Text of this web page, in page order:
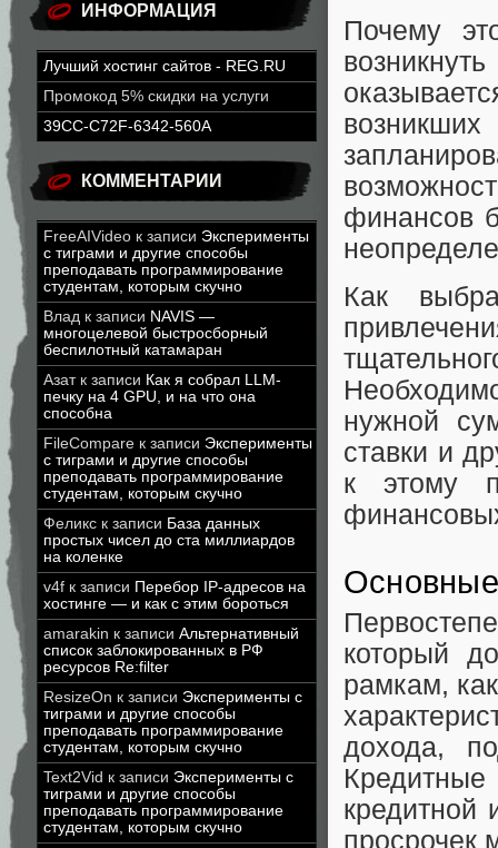
ИНФОРМАЦИЯ
Лучший хостинг сайтов - REG.RU
Промокод 5% скидки на услуги
39CC-C72F-6342-560A
КОММЕНТАРИИ
FreeAIVideo к записи Эксперименты
с тиграми и другие способы
преподавать программирование
студентам, которым скучно
Влад к записи NAVIS —
многоцелевой быстросборный
беспилотный катамаран
Азатк записи Как я собрал LLM-
печку на 4 GPU, и на что она
способна
FileCompare к записи Эксперименты
с тиграми и другие способы
преподавать программирование
студентам, которым скучно
Феликс к записи База данных
простых чисел до ста миллиардов
на коленке
v4f к записи Перебор IP-адресов на
хостинге — и как с этим бороться
amarakin к записи Альтернативный
список заблокированных в РФ
ресурсов Re:filter
ResizeOn к записи Эксперименты с
тиграми и другие способы
преподавать программирование
студентам, которым скучно
Text2Vid к записи Эксперименты с
тиграми и другие способы
преподавать программирование
студентам, которым скучно
Почему
финансов
Как
нужной
ставки и
к этому
Основные
который
рамкам,
дохода,
кредитной
просрочек